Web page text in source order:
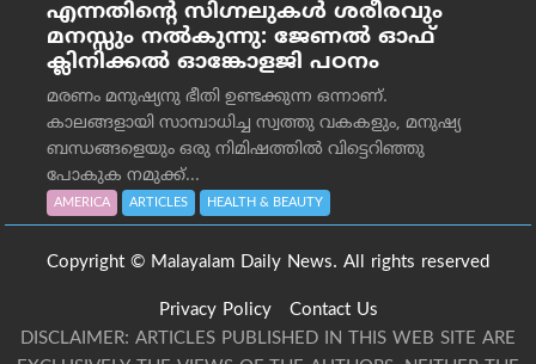
എന്നതിന്റെ സിഗ്നലുകൾ ശരീരവും
മനസ്സും നല്‍കുന്നു: ജേണല്‍ ഓഫ്
ക്ലിനിക്കല്‍ ഓങ്കോളജി പഠനം
മരണം മനുഷ്യനു ഭീതി ഉണ്ടക്കുന്ന ഒന്നാണ്.
കാലങ്ങളായി സാമ്പാധിച്ച സ്വത്തു വകകളും, മനുഷ്യ
ബന്ധങ്ങളെയും ഒരു നിമിഷത്തിൽ വിട്ടെറിഞ്ഞു
പോകുക നമുക്ക്...
AMERICA ARTICLES HEALTH & BEAUTY
Copyright © Malayalam Daily News. All rights reserved
Privacy Policy
Contact Us
DISCLAIMER: ARTICLES PUBLISHED IN THIS WEB SITE ARE